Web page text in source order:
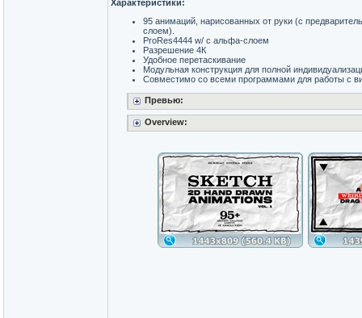
Характеристики:
95 анимаций, нарисованных от руки (с
слоем).
ProRes4444 w/ с альфа-слоем
Разрешение 4К
Удобное перетаскивание
Модульная конструкция для полной
Совместимо со всеми программами для работы с
Превью:
Overview: